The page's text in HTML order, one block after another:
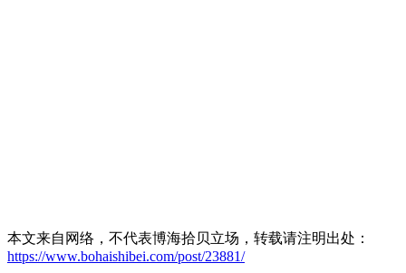
本文来自网络，不代表博海拾贝立场，转载请注明出处：
https://www.bohaishibei.com/post/23881/